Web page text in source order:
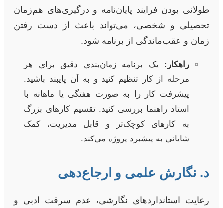
طولانی بودن فرایند پایان‌نامه و درگیری‌های هم‌زمان
تحصیلی و شخصی، می‌تواند باعث از دست رفتن
زمان و عقب‌ماندگی از برنامه شود.
راهکار: یک برنامه زمان‌بندی دقیق برای هر
مرحله از کار تنظیم کنید و به آن پایبند باشید.
پیشرفت کار را به صورت هفتگی یا ماهانه با
استاد راهنما بررسی کنید. تقسیم کارهای بزرگ
به کارهای کوچک‌تر و قابل مدیریت، کمک
شایانی به پیشبرد پروژه می‌کند.
د. نگارش علمی و ارجاع‌دهی
رعایت استانداردهای نگارشی، عدم سرقت ادبی و